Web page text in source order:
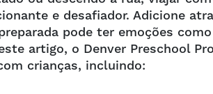
e desafiador. Adicione
pode ter emoções
artigo, o Denver Preschool
crianças, incluindo: